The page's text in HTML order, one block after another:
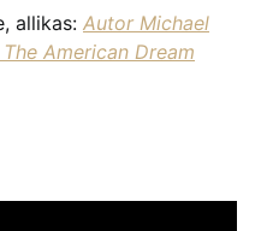
allikas: Autor Michael
American Dream